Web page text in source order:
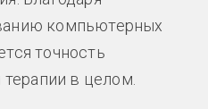
компьютерных
точность
терапии в целом.